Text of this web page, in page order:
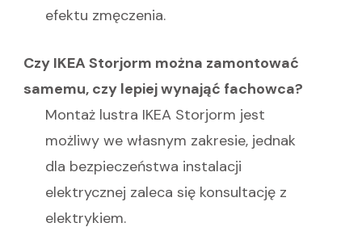
efektu zmęczenia.
Czy IKEA Storjorm można zamontować
samemu, czy lepiej wynająć fachowca?
Montaż lustra IKEA Storjorm jest
możliwy we własnym zakresie, jednak
dla bezpieczeństwa instalacji
elektrycznej zaleca się konsultację z
elektrykiem.